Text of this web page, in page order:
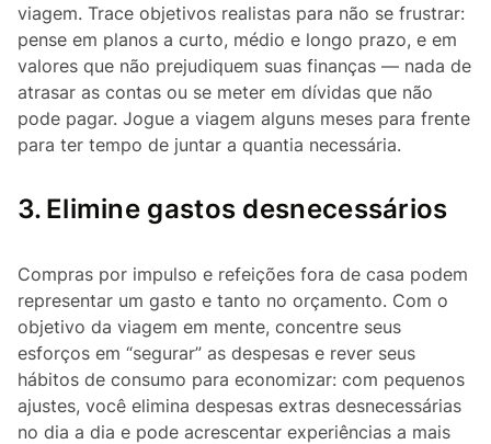
viagem. Trace objetivos realistas para não se frustrar:
pense em planos a curto, médio e longo prazo, e em
valores que não prejudiquem suas finanças — nada de
atrasar as contas ou se meter em dívidas que não
pode pagar. Jogue a viagem alguns meses para frente
para ter tempo de juntar a quantia necessária.
3. Elimine gastos desnecessários
Compras por impulso e refeições fora de casa podem
representar um gasto e tanto no orçamento. Com o
objetivo da viagem em mente, concentre seus
esforços em “segurar” as despesas e rever seus
hábitos de consumo para economizar: com pequenos
ajustes, você elimina despesas extras desnecessárias
no dia a dia e pode acrescentar experiências a mais